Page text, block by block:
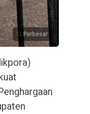
Perbesar